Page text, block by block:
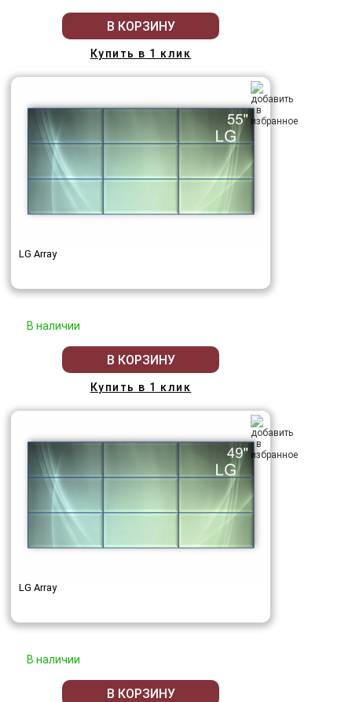
В КОРЗИНУ
Купить в 1 клик
LG Array
В наличии
В КОРЗИНУ
Купить в 1 клик
LG Array
В наличии
В КОРЗИНУ